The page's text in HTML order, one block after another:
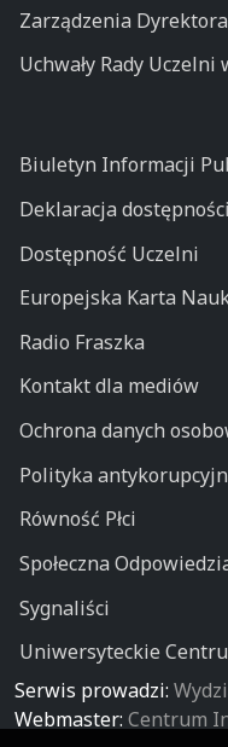
Zarządzenia
Uchwały Rady Uczelni
Biuletyn Informacji
Deklaracja dostępności
Dostępność Uczelni
Europejska Karta
Radio Fraszka
Kontakt dla mediów
Ochrona danych
Polityka
Równość Płci
Społeczna
Sygnaliści
Uniwersyteckie
Serwis prowadzi:
Webmaster: Centrum